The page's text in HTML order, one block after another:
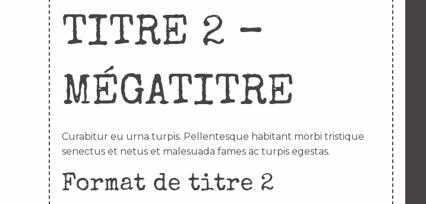
TITRE 2 –
MÉGATITRE
Curabitur eu urna turpis. Pellentesque habitant morbi tristique
senectus et netus et malesuada fames ac turpis egestas.
Format de titre 2